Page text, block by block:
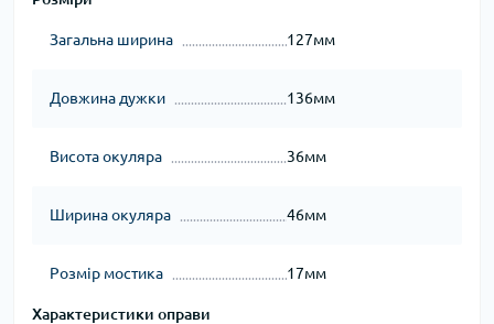
Загальна ширина 127мм
Довжина дужки 136мм
Висота окуляра 36мм
Ширина окуляра 46мм
Розмір мостика 17мм
Характеристики оправи